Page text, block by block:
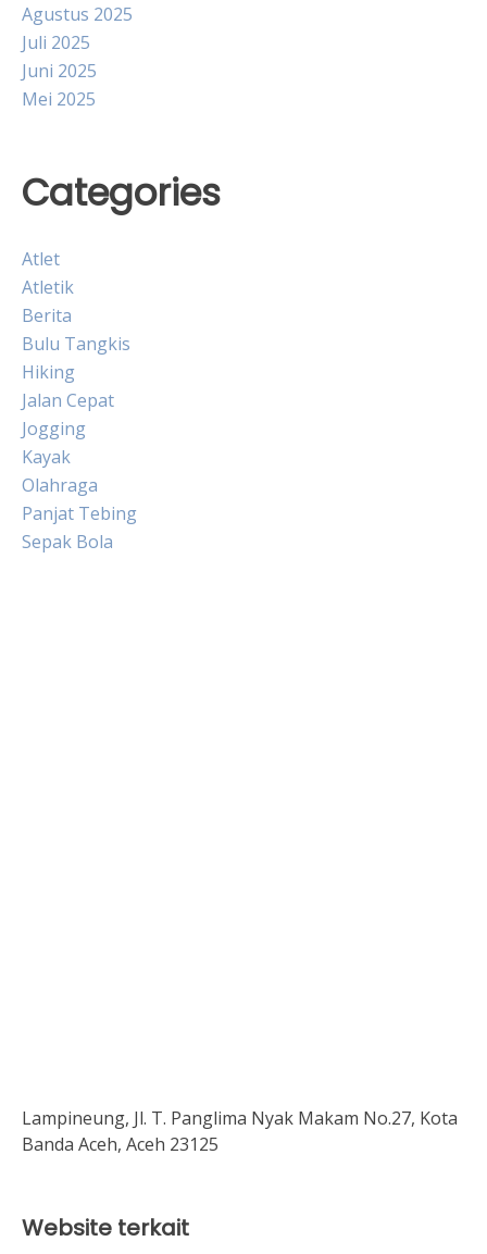
Agustus 2025
Juli 2025
Juni 2025
Mei 2025
Categories
Atlet
Atletik
Berita
Bulu Tangkis
Hiking
Jalan Cepat
Jogging
Kayak
Olahraga
Panjat Tebing
Sepak Bola
Lampineung, Jl. T. Panglima Nyak Makam No.27, Kota
Banda Aceh, Aceh 23125
Website terkait